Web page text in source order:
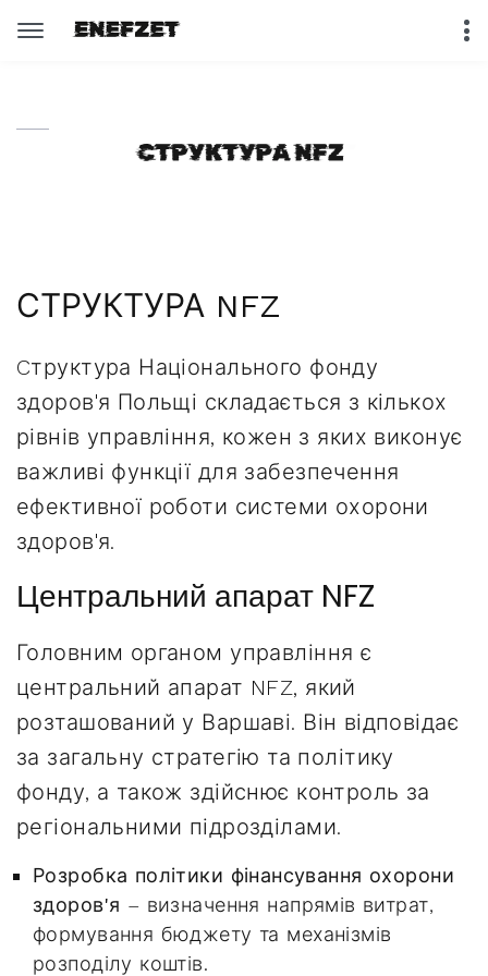
СТРУКТУРА NFZ
Cтруктура Національного фонду
здоров'я Польщі складається з кількох
рівнів управління, кожен з яких виконує
важливі функції для забезпечення
ефективної роботи системи охорони
здоров'я.
Центральний апарат NFZ
Головним органом управління є
центральний апарат NFZ, який
розташований у Варшаві. Він відповідає
за загальну стратегію та політику
фонду, а також здійснює контроль за
регіональними підрозділами.
Розробка політики фінансування охорони
здоров'я – визначення напрямів витрат,
формування бюджету та механізмів
розподілу коштів.